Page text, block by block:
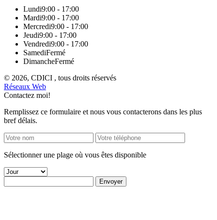
Lundi9:00 - 17:00
Mardi9:00 - 17:00
Mercredi9:00 - 17:00
Jeudi9:00 - 17:00
Vendredi9:00 - 17:00
SamediFermé
DimancheFermé
© 2026, CDICI , tous droits réservés
Réseaux Web
Contactez moi!
Remplissez ce formulaire et nous vous contacterons dans les plus
bref délais.
Sélectionner une plage où vous êtes disponible